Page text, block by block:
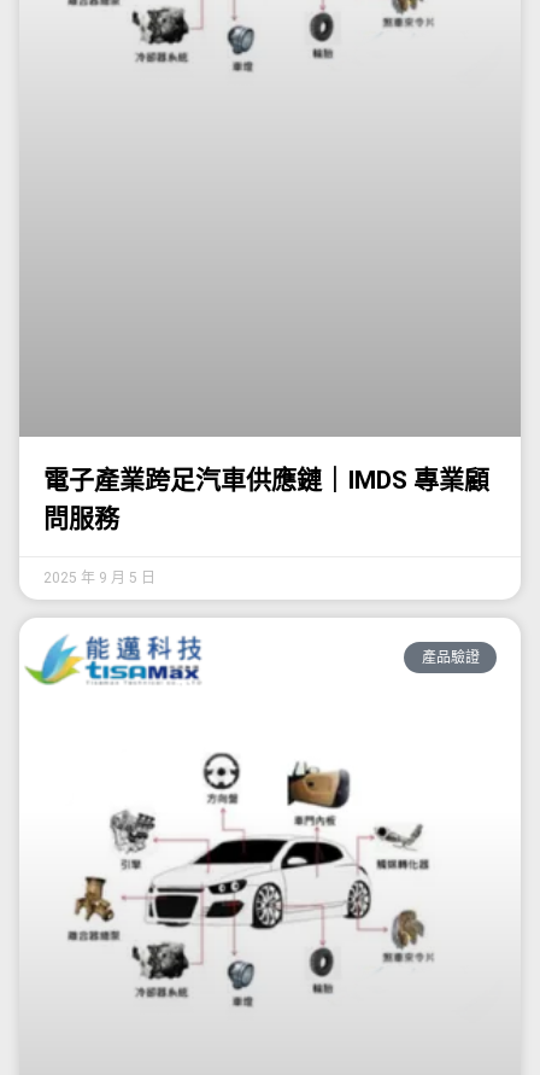
電子產業跨足汽車供應鏈｜IMDS 專業顧
問服務
2025 年 9 月 5 日
產品驗證